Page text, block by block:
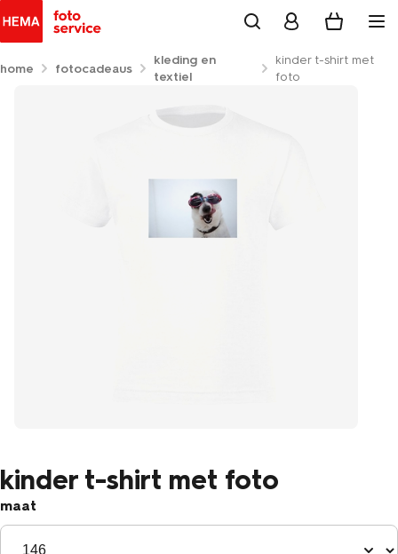
home fotocadeaus
kleding en
textiel
kinder t-shirt met
foto
kinder t-shirt met foto
maat